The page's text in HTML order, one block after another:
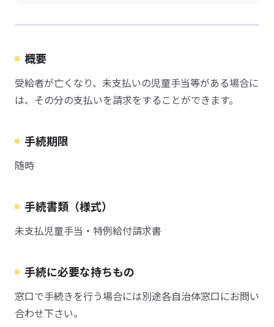
概要
受給者が亡くなり、未支払いの児童手当等がある場合に
は、その分の支払いを請求をすることができます。
手続期限
随時
手続書類（様式）
未支払児童手当・特例給付請求書
手続に必要な持ちもの
窓口で手続きを行う場合には別途各自治体窓口にお問い
合わせ下さい。